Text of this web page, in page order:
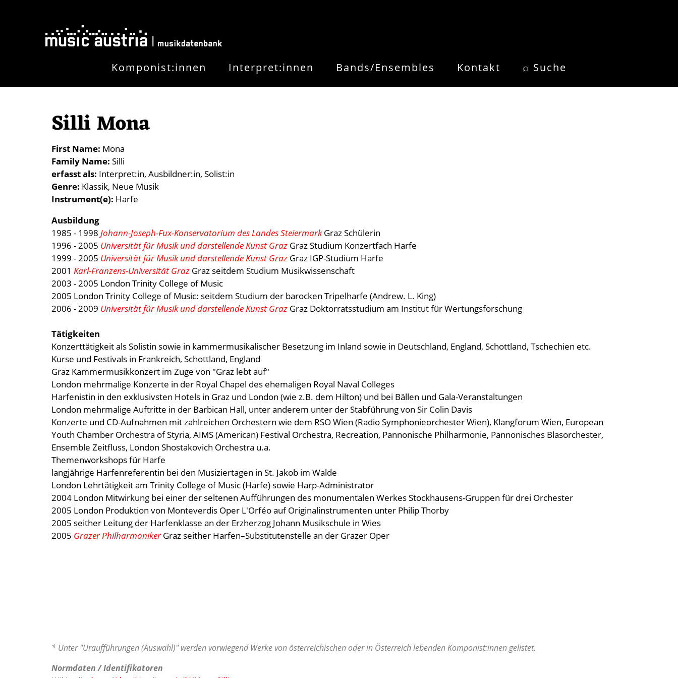
Komponist:innen Interpret:innen Bands/Ensembles Kontakt ⌕ Suche
Silli Mona
First Name Mona
Family Name Silli
erfasst als Interpret:in Ausbildner:in Solist:in
Genre Klassik Neue Musik
Instrument(e) Harfe
Ausbildung
1985 - 1998 Johann-Joseph-Fux-Konservatorium des Landes SteiermarkGraz Schülerin
1996 - 2005 Universität für Musik und darstellende Kunst Graz Graz Studium Konzertfach Harfe
1999 - 2005 Universität für Musik und darstellende Kunst Graz Graz IGP-Studium Harfe
2001 Karl-Franzens-Universität Graz Graz seitdem Studium Musikwissenschaft
2003 - 2005 London Trinity College of Music
2005 London Trinity College of Music: seitdem Studium der barocken Tripelharfe (Andrew. L. King)
2006 - 2009 Universität für Musik und darstellende Kunst Graz Graz Doktorratsstudium am Institut für Wertungsforschung
Tätigkeiten
Konzerttätigkeit als Solistin sowie in kammermusikalischer Besetzung im Inland sowie in Deutschland, England, Schottland, Tschechien etc.
Kurse und Festivals in Frankreich, Schottland, England
Graz Kammermusikkonzert im Zuge von "Graz lebt auf"
London mehrmalige Konzerte in der Royal Chapel des ehemaligen Royal Naval Colleges
Harfenistin in den exklusivsten Hotels in Graz und London (wie z.B. dem Hilton) und bei Bällen und Gala-Veranstaltungen
London mehrmalige Auftritte in der Barbican Hall, unter anderem unter der Stabführung von Sir Colin Davis
Konzerte und CD-Aufnahmen mit zahlreichen Orchestern wie dem RSO Wien (Radio Symphonieorchester Wien), Klangforum Wien, European
Youth Chamber Orchestra of Styria, AIMS (American) Festival Orchestra, Recreation, Pannonische Philharmonie, Pannonisches Blasorchester,
Ensemble Zeitfluss, London Shostakovich Orchestra u.a.
Themenworkshops für Harfe
langjährige Harfenreferentin bei den Musiziertagen in St. Jakob im Walde
London Lehrtätigkeit am Trinity College of Music (Harfe) sowie Harp-Administrator
2004 London Mitwirkung bei einer der seltenen Aufführungen des monumentalen Werkes Stockhausens-Gruppen für drei Orchester
2005 London Produktion von Monteverdis Oper L'Orféo auf Originalinstrumenten unter Philip Thorby
2005 seither Leitung der Harfenklasse an der Erzherzog Johann Musikschule in Wies
2005 Grazer PhilharmonikerGraz seither Harfen–Substitutenstelle an der Grazer Oper
* Unter "Uraufführungen (Auswahl)" werden vorwiegend Werke von österreichischen oder in Österreich lebenden Komponist:innen gelistet.
Normdaten / Identifikatoren